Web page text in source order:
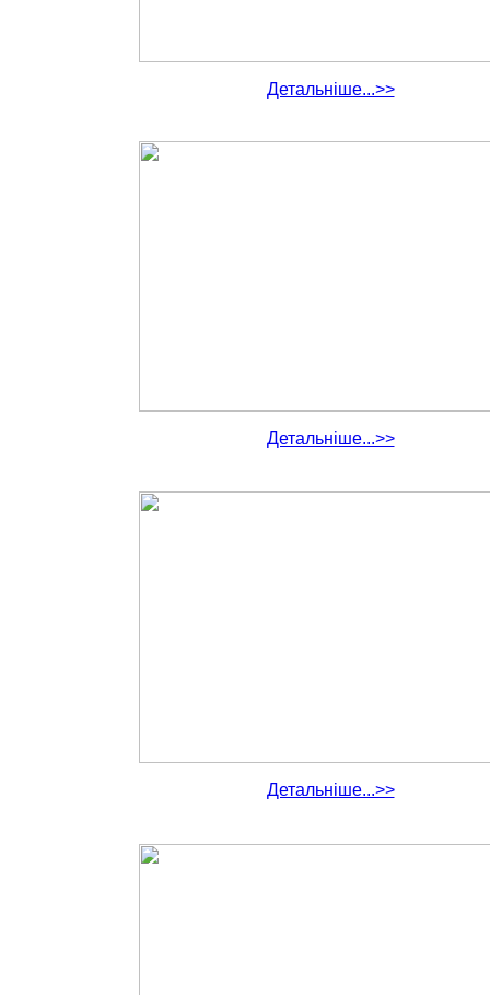
Детальніше...>>
Детальніше...>>
Детальніше...>>